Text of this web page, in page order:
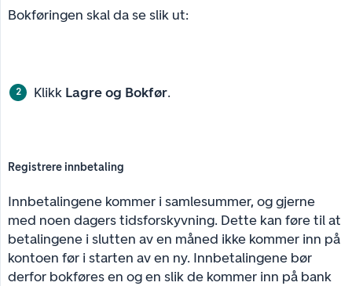
Bokføringen skal da se slik ut:
Klikk Lagre og Bokfør.
Registrere innbetaling
Innbetalingene kommer i samlesummer, og gjerne
med noen dagers tidsforskyvning. Dette kan føre til at
betalingene i slutten av en måned ikke kommer inn på
kontoen før i starten av en ny. Innbetalingene bør
derfor bokføres en og en slik de kommer inn på bank